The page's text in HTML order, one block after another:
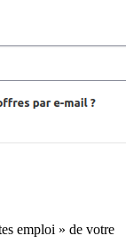
emploi » de votre